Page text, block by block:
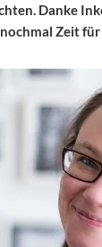
Danke
Zeit